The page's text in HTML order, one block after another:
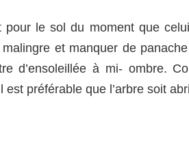
pour le sol du moment que
et manquer de
d’ensoleillée à mi- ombre.
préférable que l’arbre soit